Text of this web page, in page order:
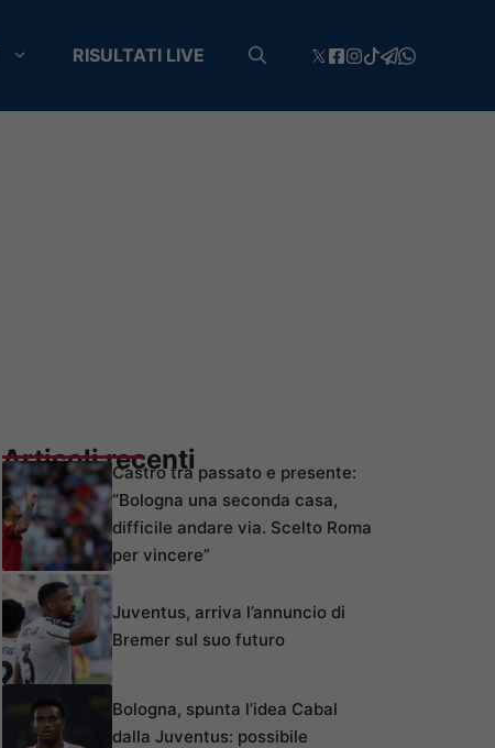
RISULTATI LIVE
Articoli recentiCastro tra passato e presente:
“Bologna una seconda casa,
difficile andare via. Scelto Roma
per vincere”
Juventus, arriva l’annuncio di
Bremer sul suo futuro
Bologna, spunta l’idea Cabal
dalla Juventus: possibile